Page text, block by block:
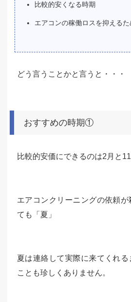
比較的安くなる時期
エアコンの稼働ロスを抑える
どう言うことかと言うと・・・
おすすめの時期①
比較的安価にできるのは2月と
エアコンクリーニングの依頼
ても「夏」
夏は連絡して実際に来てくれ
ことも珍しくありません。